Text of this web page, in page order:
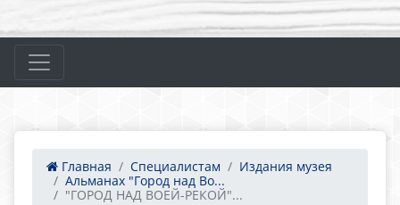
Главная Специалистам
Издания музея
Альманах "Город над Во...
"ГОРОД НАД ВОЕЙ-РЕКОЙ"...